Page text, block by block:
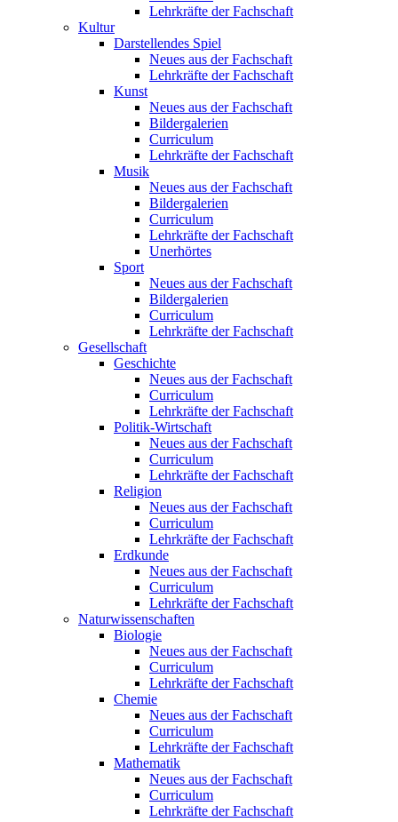
Lehrkräfte der Fachschaft
Kultur
Darstellendes Spiel
Neues aus der Fachschaft
Lehrkräfte der Fachschaft
Kunst
Neues aus der Fachschaft
Bildergalerien
Curriculum
Lehrkräfte der Fachschaft
Musik
Neues aus der Fachschaft
Bildergalerien
Curriculum
Lehrkräfte der Fachschaft
Unerhörtes
Sport
Neues aus der Fachschaft
Bildergalerien
Curriculum
Lehrkräfte der Fachschaft
Gesellschaft
Geschichte
Neues aus der Fachschaft
Curriculum
Lehrkräfte der Fachschaft
Politik-Wirtschaft
Neues aus der Fachschaft
Curriculum
Lehrkräfte der Fachschaft
Religion
Neues aus der Fachschaft
Curriculum
Lehrkräfte der Fachschaft
Erdkunde
Neues aus der Fachschaft
Curriculum
Lehrkräfte der Fachschaft
Naturwissenschaften
Biologie
Neues aus der Fachschaft
Curriculum
Lehrkräfte der Fachschaft
Chemie
Neues aus der Fachschaft
Curriculum
Lehrkräfte der Fachschaft
Mathematik
Neues aus der Fachschaft
Curriculum
Lehrkräfte der Fachschaft